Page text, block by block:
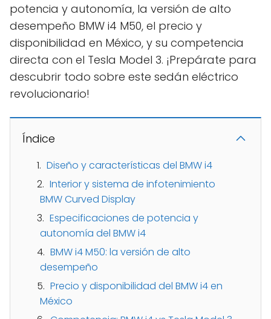
potencia y autonomía, la versión de alto
desempeño BMW i4 M50, el precio y
disponibilidad en México, y su competencia
directa con el Tesla Model 3. ¡Prepárate para
descubrir todo sobre este sedán eléctrico
revolucionario!
Índice
Diseño y características del BMW i4
Interior y sistema de infotenimiento
BMW Curved Display
Especificaciones de potencia y
autonomía del BMW i4
BMW i4 M50: la versión de alto
desempeño
Precio y disponibilidad del BMW i4 en
México